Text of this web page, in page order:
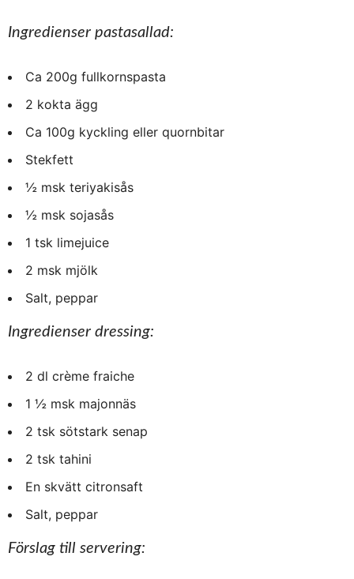
Ingredienser pastasallad:
Ca 200g fullkornspasta
2 kokta ägg
Ca 100g kyckling eller quornbitar
Stekfett
½ msk teriyakisås
½ msk sojasås
1 tsk limejuice
2 msk mjölk
Salt, peppar
Ingredienser dressing:
2 dl crème fraiche
1 ½ msk majonnäs
2 tsk sötstark senap
2 tsk tahini
En skvätt citronsaft
Salt, peppar
Förslag till servering: